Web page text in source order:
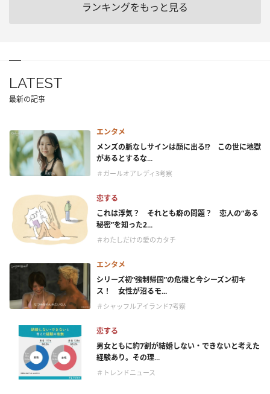
ランキングをもっと見る
LATEST
最新の記事
エンタメ
メンズの脈なしサインは顔に出る!? この世に地獄
があるとするな...
＃ガールオアレディ3考察
恋する
これは浮気？ それとも癖の問題？ 恋人の“ある
秘密”を知った2...
＃わたしだけの愛のカタチ
エンタメ
シリーズ初“強制帰国”の危機と今シーズン初キ
ス！ 女性が沼るモ...
＃シャッフルアイランド7考察
恋する
男女ともに約7割が結婚しない・できないと考えた
経験あり。その理...
＃トレンドニュース